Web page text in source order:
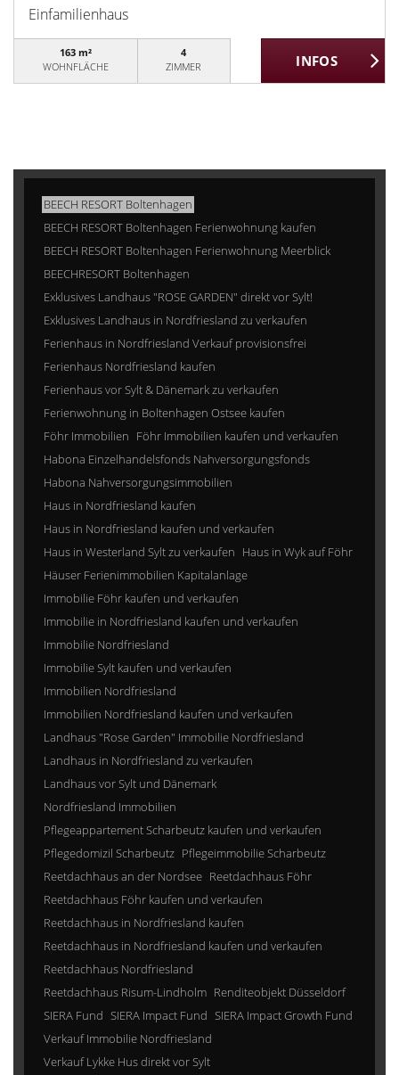
Einfamilienhaus
163 m²
WOHNFLÄCHE
4
ZIMMER
BEECH RESORT Boltenhagen
BEECH RESORT Boltenhagen Ferienwohnung kaufen
BEECH RESORT Boltenhagen Ferienwohnung Meerblick
BEECHRESORT Boltenhagen
Exklusives Landhaus "ROSE GARDEN" direkt vor Sylt!
Exklusives Landhaus in Nordfriesland zu verkaufen
Ferienhaus in Nordfriesland Verkauf provisionsfrei
Ferienhaus Nordfriesland kaufen
Ferienhaus vor Sylt & Dänemark zu verkaufen
Ferienwohnung in Boltenhagen Ostsee kaufen
Föhr Immobilien Föhr Immobilien kaufen und verkaufen
Habona Einzelhandelsfonds Nahversorgungsfonds
Habona Nahversorgungsimmobilien
Haus in Nordfriesland kaufen
Haus in Nordfriesland kaufen und verkaufen
Haus in Westerland Sylt zu verkaufen Haus in Wyk auf Föhr
Häuser Ferienimmobilien Kapitalanlage
Immobilie Föhr kaufen und verkaufen
Immobilie in Nordfriesland kaufen und verkaufen
Immobilie Nordfriesland
Immobilie Sylt kaufen und verkaufen
Immobilien Nordfriesland
Immobilien Nordfriesland kaufen und verkaufen
Landhaus "Rose Garden" Immobilie Nordfriesland
Landhaus in Nordfriesland zu verkaufen
Landhaus vor Sylt und Dänemark
Nordfriesland Immobilien
Pflegeappartement Scharbeutz kaufen und verkaufen
Pflegedomizil Scharbeutz Pflegeimmobilie Scharbeutz
Reetdachhaus an der Nordsee Reetdachhaus Föhr
Reetdachhaus Föhr kaufen und verkaufen
Reetdachhaus in Nordfriesland kaufen
Reetdachhaus in Nordfriesland kaufen und verkaufen
Reetdachhaus Nordfriesland
Reetdachhaus Risum-Lindholm Renditeobjekt Düsseldorf
SIERA Fund SIERA Impact Fund SIERA Impact Growth Fund
Verkauf Immobilie Nordfriesland
Verkauf Lykke Hus direkt vor Sylt